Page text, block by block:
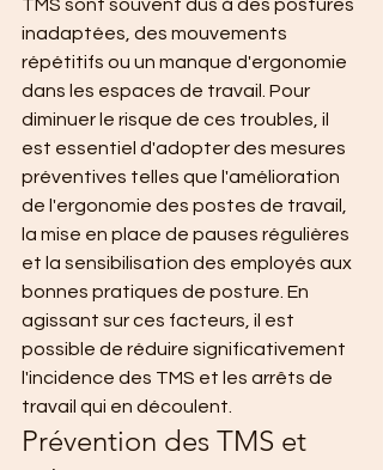
TMS sont souvent dus à des postures
inadaptées, des mouvements
répétitifs ou un manque d'ergonomie
dans les espaces de travail. Pour
diminuer le risque de ces troubles, il
est essentiel d'adopter des mesures
préventives telles que l'amélioration
de l'ergonomie des postes de travail,
la mise en place de pauses régulières
et la sensibilisation des employés aux
bonnes pratiques de posture. En
agissant sur ces facteurs, il est
possible de réduire significativement
l'incidence des TMS et les arrêts de
travail qui en découlent.
Prévention des TMS et